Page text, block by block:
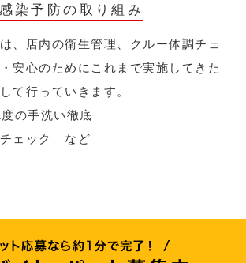
感染予防の取り組み
、店内の衛生管理、クルー体調チェ
安心のためにこれまで実施してきた
て行っていきます。
の手洗い徹底
チェック など